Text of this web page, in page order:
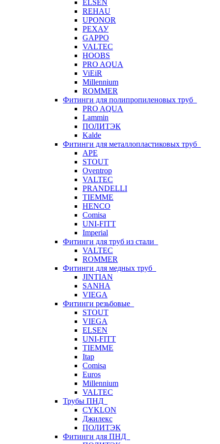
ELSEN
REHAU
UPONOR
РЕХАУ
GAPPO
VALTEC
HOOBS
PRO AQUA
ViEiR
Millennium
ROMMER
Фитинги для полипропиленовых труб
PRO AQUA
Lammin
ПОЛИТЭК
Kalde
Фитинги для металлопластиковых труб
APE
STOUT
Oventrop
VALTEC
PRANDELLI
TIEMME
HENCO
Comisa
UNI-FITT
Imperial
Фитинги для труб из стали
VALTEC
ROMMER
Фитинги для медных труб
JINTIAN
SANHA
VIEGA
Фитинги резьбовые
STOUT
VIEGA
ELSEN
UNI-FITT
TIEMME
Itap
Comisa
Euros
Millennium
VALTEC
Трубы ПНД
CYKLON
Джилекс
ПОЛИТЭК
Фитинги для ПНД